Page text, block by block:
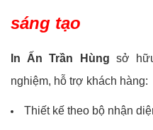
sáng tạo
In Ấn Trần Hùng sở
nghiệm, hỗ trợ khách hàng:
Thiết kế theo bộ nhận